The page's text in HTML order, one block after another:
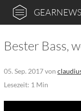
GEARNEWS
Bester Bass,
05. Sep. 2017von
Lesezeit: 1 Min